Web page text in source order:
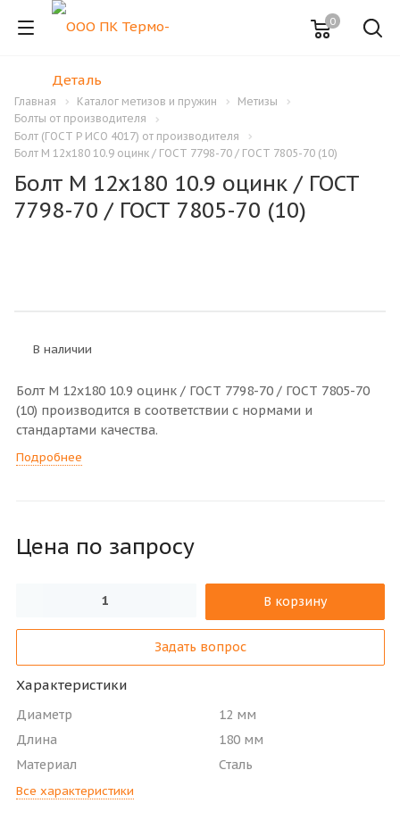
0
Главная Каталог метизов и пружин
Метизы
Болты от производителя
Болт (ГОСТ Р ИСО 4017) от производителя
Болт M 12x180 10.9 оцинк / ГОСТ 7798-70 / ГОСТ 7805-70 (10)
Болт M 12x180 10.9 оцинк / ГОСТ
7798-70 / ГОСТ 7805-70 (10)
В наличии
Болт M 12x180 10.9 оцинк / ГОСТ 7798-70 / ГОСТ 7805-70
(10) производится в соответствии с нормами и
стандартами качества.
Подробнее
Цена по запросу
В корзину
Задать вопрос
Характеристики
Диаметр
12 мм
Длина
180 мм
Материал
Сталь
Все характеристики